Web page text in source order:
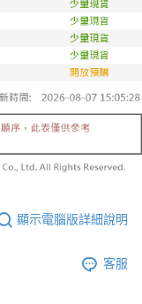
的，商店將以您的個人
項蒐集、處理及利用，
對及更正。
userRule
面顯示為準，若有關於
聯繫「AFTEE先享後付
support/home
先享後付」服務完成之交
易相關給付款項請求債
之同意方可使用
之用戶狀況，依本公司即
發現惡意使用之情形，
顯示電腦版詳細說明
客服